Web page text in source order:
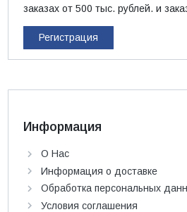
заказах от 500 тыс. рублей. и
Регистрация
Информация
О Нас
Информация о доставке
Обработка персональных
Условия соглашения